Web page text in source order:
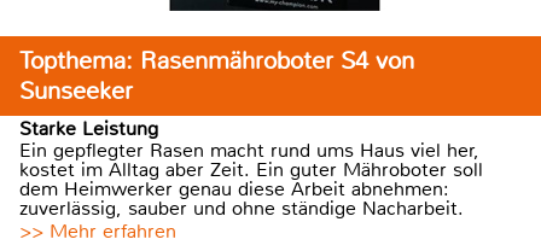
Topthema: Rasenmähroboter S4 von
Sunseeker
Starke Leistung
Ein gepflegter Rasen macht rund ums Haus viel her,
kostet im Alltag aber Zeit. Ein guter Mähroboter soll
dem Heimwerker genau diese Arbeit abnehmen:
zuverlässig, sauber und ohne ständige Nacharbeit.
>> Mehr erfahren